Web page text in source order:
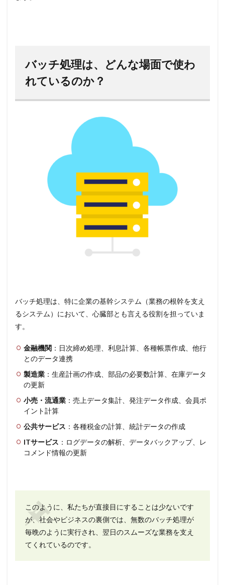
バッチ処理は、どんな場面で使わ
れているのか？
バッチ処理は、特に企業の基幹システム（業務の根幹を支え
るシステム）において、心臓部とも言える役割を担っていま
す。
金融機関 ：日次締め処理、利息計算、各種帳票作成、他行
とのデータ連携
製造業 ：生産計画の作成、部品の必要数計算、在庫データ
の更新
小売・流通業 ：売上データ集計、発注データ作成、会員ポ
イント計算
公共サービス ：各種税金の計算、統計データの作成
ITサービス ：ログデータの解析、データバックアップ、レ
コメンド情報の更新
このように、私たちが直接目にすることは少ないです
が、社会やビジネスの裏側では、無数のバッチ処理が
毎晩のように実行され、翌日のスムーズな業務を支え
てくれているのです。